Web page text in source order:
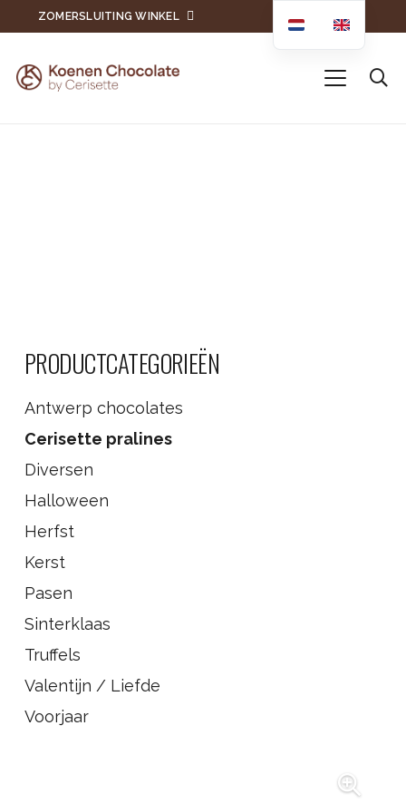
ZOMERSLUITING WINKEL
PRODUCTCATEGORIEËN
Antwerp chocolates
Cerisette pralines
Diversen
Halloween
Herfst
Kerst
Pasen
Sinterklaas
Truffels
Valentijn / Liefde
Voorjaar